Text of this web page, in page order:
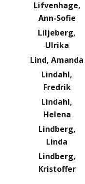
Lifvenhage,
Ann-Sofie
Liljeberg,
Ulrika
Lind, Amanda
Lindahl,
Fredrik
Lindahl,
Helena
Lindberg,
Linda
Lindberg,
Kristoffer